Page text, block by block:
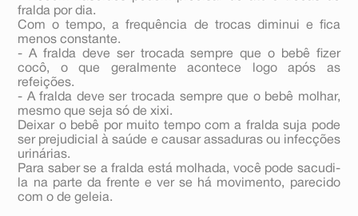
fralda por dia.
Com o tempo, a frequência de trocas diminui e fica
menos constante.
- A fralda deve ser trocada sempre que o bebê fizer
cocô, o que geralmente acontece logo após as
refeições.
- A fralda deve ser trocada sempre que o bebê molhar,
mesmo que seja só de xixi.
Deixar o bebê por muito tempo com a fralda suja pode
ser prejudicial à saúde e causar assaduras ou infecções
urinárias.
Para saber se a fralda está molhada, você pode sacudi-
la na parte da frente e ver se há movimento, parecido
com o de geleia.